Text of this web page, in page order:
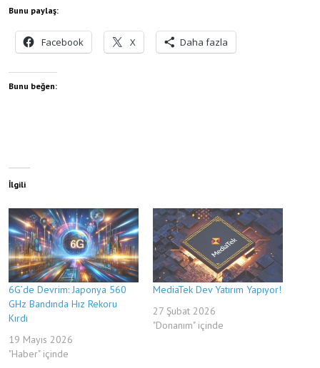
Bunu paylaş:
Facebook X Daha fazla
Bunu beğen:
İlgili
6G’de Devrim: Japonya 560
GHz Bandında Hız Rekoru
Kırdı
19 Mayıs 2026
"Haber" içinde
MediaTek Dev Yatırım Yapıyor!
27 Şubat 2026
"Donanım" içinde